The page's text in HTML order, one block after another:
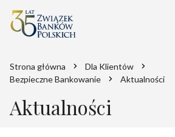
Strona główna
Dla Klientów
Bezpieczne Bankowanie
Aktualności
Aktualności